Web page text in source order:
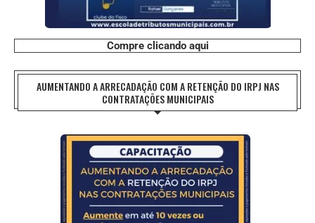
Compre clicando aqui
AUMENTANDO A ARRECADAÇÃO COM A RETENÇÃO DO IRPJ NAS
CONTRATAÇÕES MUNICIPAIS